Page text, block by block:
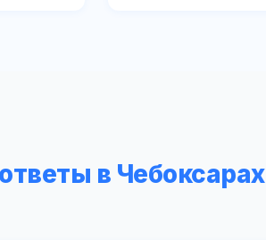
в Чебоксарах